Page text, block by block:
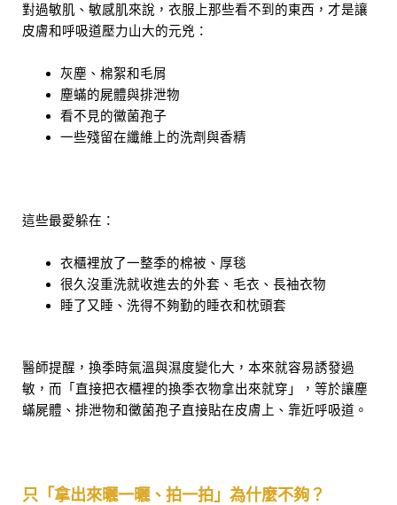
對過敏肌、敏感肌來說，衣服上那些看不到的東西，才是讓
皮膚和呼吸道壓力山大的元兇：
灰塵、棉絮和毛屑
塵蟎的屍體與排泄物
看不見的黴菌孢子
一些殘留在纖維上的洗劑與香精
這些最愛躲在：
衣櫃裡放了一整季的棉被、厚毯
很久沒重洗就收進去的外套、毛衣、長袖衣物
睡了又睡、洗得不夠勤的睡衣和枕頭套
醫師提醒，換季時氣溫與濕度變化大，本來就容易誘發過
敏，而「直接把衣櫃裡的換季衣物拿出來就穿」，等於讓塵
蟎屍體、排泄物和黴菌孢子直接貼在皮膚上、靠近呼吸道。
只「拿出來曬一曬、拍一拍」為什麼不夠？